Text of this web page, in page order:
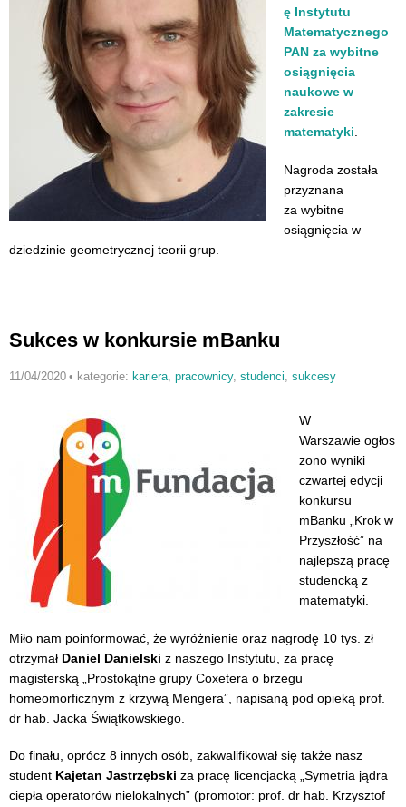
ę Instytutu
Matematycznego
PAN za wybitne
osiągnięcia
naukowe w
zakresie
matematyki
Nagroda została
przyznana
za wybitne
osiągnięcia w
dziedzinie geometrycznej teorii grup.
Sukces w konkursie mBanku
11/04/2020 • kategorie: kariera, pracownicy, studenci, sukcesy
W
Warszawie ogłos
zono wyniki
czwartej edycji
konkursu
mBanku „Krok w
Przyszłość” na
najlepszą pracę
studencką z
matematyki.
Miło nam poinformować, że wyróżnienie oraz nagrodę 10 tys. zł
otrzymał Daniel Danielski z naszego Instytutu, za pracę
magisterską „Prostokątne grupy Coxetera o brzegu
homeomorficznym z krzywą Mengera”, napisaną pod opieką prof.
dr hab. Jacka Świątkowskiego.
Do finału, oprócz 8 innych osób, zakwalifikował się także nasz
student Kajetan Jastrzębski za pracę licencjacką „Symetria jądra
ciepła operatorów nielokalnych” (promotor: prof. dr hab. Krzysztof